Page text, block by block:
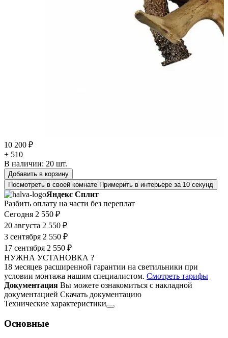
10 200 ₽
+ 510
В наличии: 20 шт.
Добавить в корзину
Посмотреть в своей комнате Примерить в интерьере за 10 секунд
Яндекс Сплит
Разбить оплату на части без переплат
Сегодня 2 550 ₽
20 августа 2 550 ₽
3 сентября 2 550 ₽
17 сентября 2 550 ₽
НУЖНА УСТАНОВКА ?
18 месяцев расширенной гарантии на светильники при
условии монтажа нашим специалистом. Смотреть тарифы
Документация Вы можете ознакомиться с накладной
документацией Скачать документацию
Технические характеристики
Основные